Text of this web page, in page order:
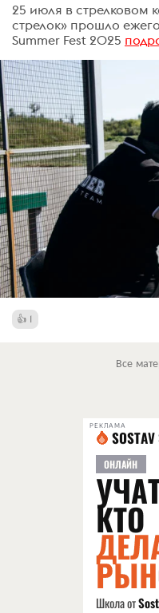
25 июля в стрелковом
стрелок» прошло
Summer Fest 2025
1
Все
РЕКЛАМА